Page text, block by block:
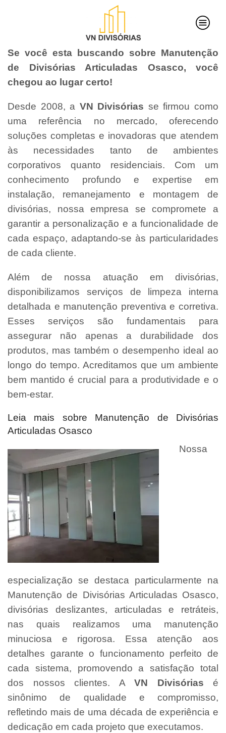
Se você esta buscando sobre Manutenção
de Divisórias Articuladas Osasco, você
chegou ao lugar certo!
Desde 2008, a VN Divisórias se firmou como
uma referência no mercado, oferecendo
soluções completas e inovadoras que atendem
às necessidades tanto de ambientes
corporativos quanto residenciais. Com um
conhecimento profundo e expertise em
instalação, remanejamento e montagem de
divisórias, nossa empresa se compromete a
garantir a personalização e a funcionalidade de
cada espaço, adaptando-se às particularidades
de cada cliente.
Além de nossa atuação em divisórias,
disponibilizamos serviços de limpeza interna
detalhada e manutenção preventiva e corretiva.
Esses serviços são fundamentais para
assegurar não apenas a durabilidade dos
produtos, mas também o desempenho ideal ao
longo do tempo. Acreditamos que um ambiente
bem mantido é crucial para a produtividade e o
bem-estar.
Leia mais sobre Manutenção de Divisórias
Articuladas Osasco
Nossa
especialização se destaca particularmente na
Manutenção de Divisórias Articuladas Osasco,
divisórias deslizantes, articuladas e retráteis,
nas quais realizamos uma manutenção
minuciosa e rigorosa. Essa atenção aos
detalhes garante o funcionamento perfeito de
cada sistema, promovendo a satisfação total
dos nossos clientes. A VN Divisórias é
sinônimo de qualidade e compromisso,
refletindo mais de uma década de experiência e
dedicação em cada projeto que executamos.